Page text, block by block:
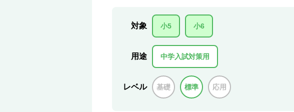
対象 小5 小6
用途 中学入試対策用
レベル 基礎 標準 応用